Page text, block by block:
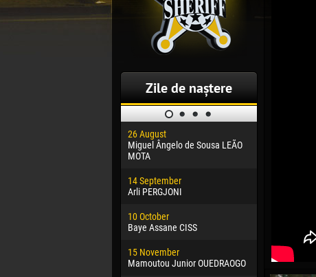
Zile de naștere
26 August
Miguel Ângelo de Sousa LEÃO
MOTA
14 September
Arli PERGJONI
10 October
Baye Assane CISS
15 November
Mamoutou Junior OUEDRAOGO
Emmanuel